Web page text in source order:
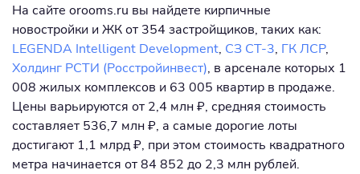
На сайте orooms.ru вы найдете кирпичные
новостройки и ЖК от 354 застройщиков, таких как:
LEGENDA Intelligent Development, СЗ СТ-3, ГК ЛСР,
Холдинг РСТИ (Росстройинвест), в арсенале которых 1
008 жилых комплексов и 63 005 квартир в продаже.
Цены варьируются от 2,4 млн ₽, средняя стоимость
составляет 536,7 млн ₽, а самые дорогие лоты
достигают 1,1 млрд ₽, при этом стоимость квадратного
метра начинается от 84 852 до 2,3 млн рублей.